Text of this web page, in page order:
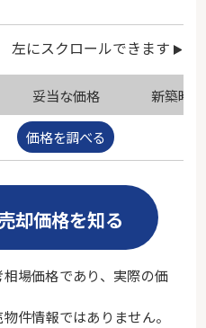
左にスクロールできます
妥当な価格 新築時
価格を調べる
却価格を知る
場価格であり、実際の価
件情報ではありません。